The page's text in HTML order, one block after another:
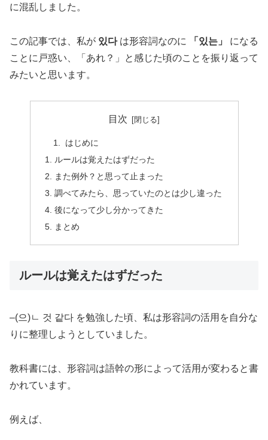
に混乱しました。
この記事では、私が 있다は形容詞なのに 「있는」
になる
ことに戸惑い、「あれ？」と感じた頃のことを振り返って
みたいと思います。
目次
はじめに
ルールは覚えたはずだった
また例外？と思って止まった
調べてみたら、思っていたのとは少し違った
後になって少し分かってきた
まとめ
ルールは覚えたはずだった
–(으)ㄴ 것 같다 を勉強した頃、私は形容詞の活用を自分な
りに整理しようとしていました。
教科書には、形容詞は語幹の形によって活用が変わると書
かれています。
例えば、